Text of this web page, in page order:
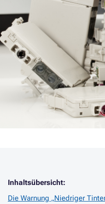
Inhaltsübersicht:
Die Warnung „Niedriger